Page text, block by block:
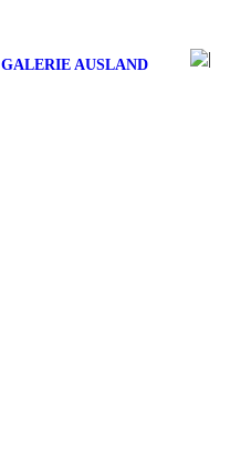
GALERIE AUSLAND